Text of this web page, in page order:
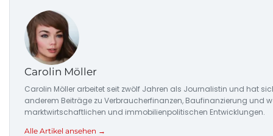
Carolin Möller
Carolin Möller arbeitet seit zwölf Jahren als Journalistin und hat
anderem Beiträge zu Verbraucherfinanzen, Baufinanzierung und
marktwirtschaftlichen und immobilienpolitischen Entwicklungen.
Alle Artikel ansehen →